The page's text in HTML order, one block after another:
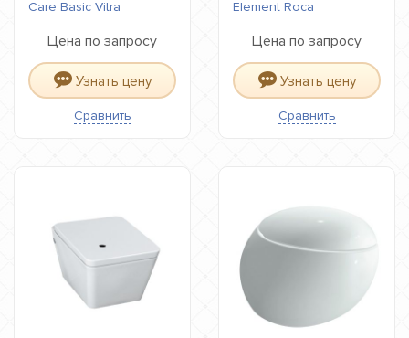
Care Basic Vitra
Цена по запросу
Узнать цену
Сравнить
Element Roca
Цена по запросу
Узнать цену
Сравнить